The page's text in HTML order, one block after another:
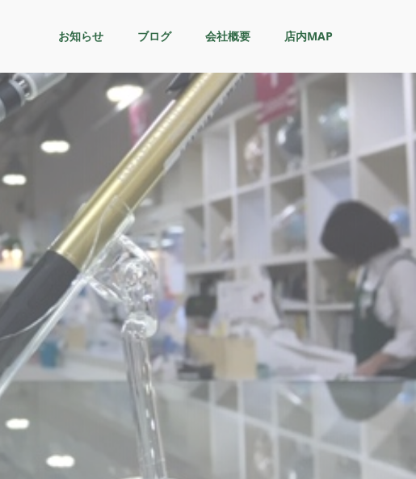
お知らせ ブログ 会社概要 店内MAP